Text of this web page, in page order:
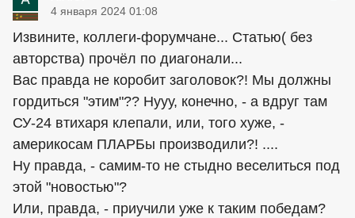
4 января 2024 01:08
Извините, коллеги-форумчане... Статью( без
авторства) прочёл по диагонали...
Вас правда не коробит заголовок?! Мы должны
гордиться "этим"?? Нууу, конечно, - а вдруг там
СУ-24 втихаря клепали, или, того хуже, -
америкосам ПЛАРБы производили?! ....
Ну правда, - самим-то не стыдно веселиться под
этой "новостью"?
Или, правда, - приучили уже к таким победам?